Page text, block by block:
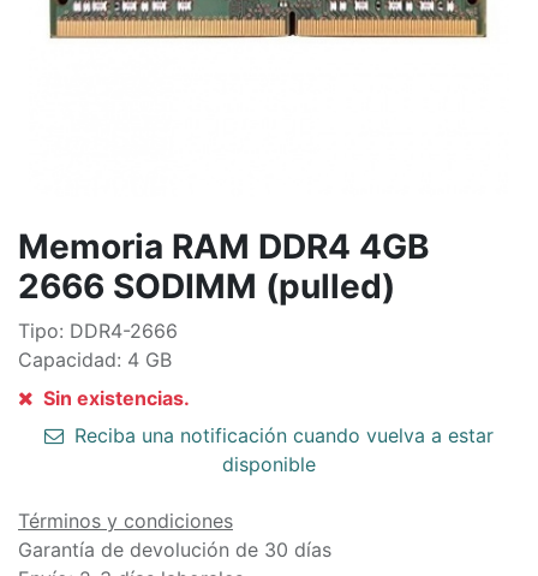
Memoria RAM DDR4 4GB
2666 SODIMM (pulled)
Tipo: DDR4-2666
Capacidad: 4 GB
Sin existencias.
Reciba una notificación cuando vuelva a estar
disponible
Términos y condiciones
Garantía de devolución de 30 días